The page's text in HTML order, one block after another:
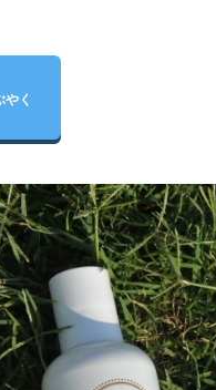
やく